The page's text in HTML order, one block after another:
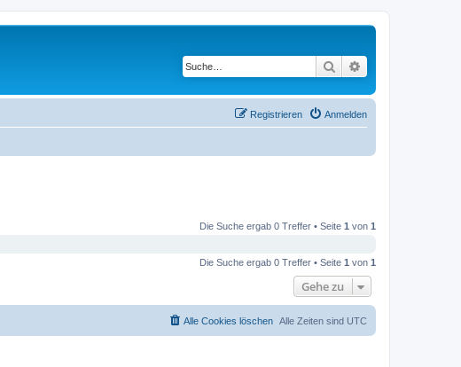
Suche
Anmelden
Registrieren
Die Suche ergab 0 Treffer • Seite 1 von 1
Die Suche ergab 0 Treffer • Seite 1 von 1
Gehe zu
Alle Zeiten sind UTC
Alle Cookies löschen